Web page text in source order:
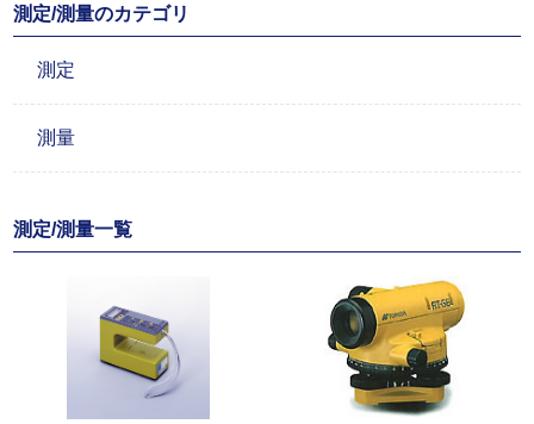
測定/測量のカテゴリ
測定
測量
測定/測量一覧